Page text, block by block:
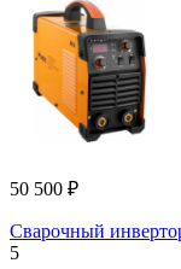
50 500 ₽
Сварочный
5